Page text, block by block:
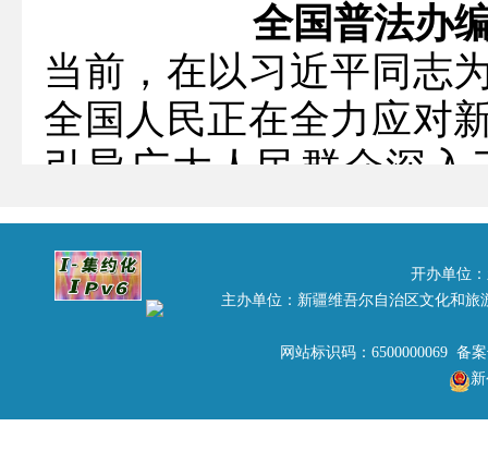
全国普法办
当前，在以习近平同志
全国人民正在全力应对
引导广大人民群众深
识，促进疫情防控工作
量汇总整理了当前疫情
《新型冠状病毒感染肺
问答》，共二十三问。
法律知识问答重点围
开办单位
主办单位：新疆维吾尔自治区文化和
网站标识码：6500000069 备